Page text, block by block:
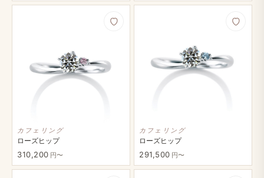
カフェリング
ローズヒップ
310,200 円〜
カフェリング
ローズヒップ
291,500 円〜